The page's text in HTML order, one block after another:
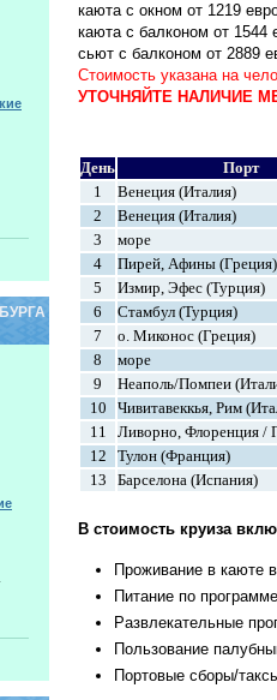
каюта с окном от 1219
каюта с балконом от 1544
сьют с балконом от 2889
Стоимость указана на
УТОЧНЯЙТЕ НАЛИЧИЕ
День
Порт
1
Венеция (Италия)
2
Венеция (Италия)
3
море
4
Пирей, Афины (Греция)
5
Измир, Эфес (Турция)
6
Стамбул (Турция)
7
о. Миконос (Греция)
8
море
9
Неаполь/Помпеи
10
Чивитавеккья, Рим
11
Ливорно, Флоренция /
12
Тулон (Франция)
13
Барселона (Испания)
В стоимость круиза
Проживание в каюте
Питание по
Развлекательные
Пользование
Портовые сборы/